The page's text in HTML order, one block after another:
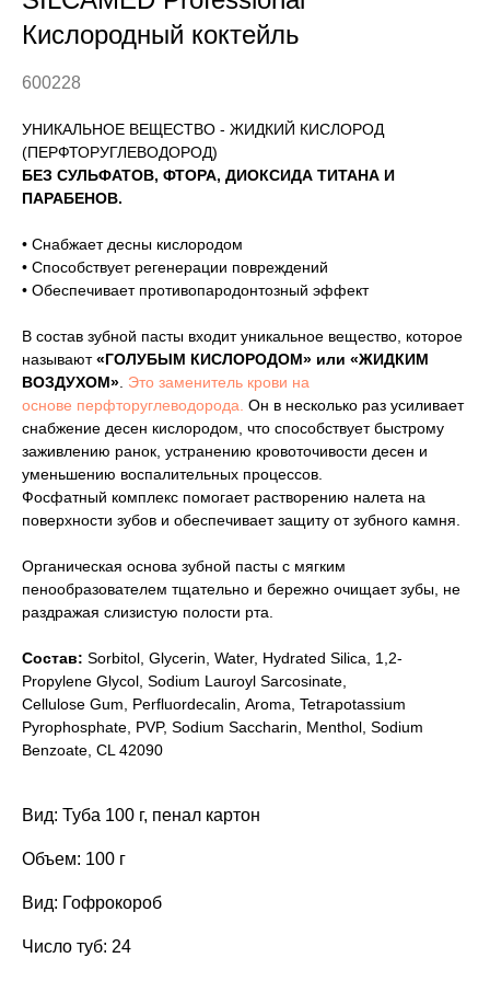
Кислородный коктейль
600228
УНИКАЛЬНОЕ ВЕЩЕСТВО - ЖИДКИЙ КИСЛОРОД
(ПЕРФТОРУГЛЕВОДОРОД)
БЕЗ СУЛЬФАТОВ, ФТОРА, ДИОКСИДА ТИТАНА И
ПАРАБЕНОВ.
• Снабжает десны кислородом
• Способствует регенерации повреждений
• Обеспечивает противопародонтозный эффект
В состав зубной пасты входит уникальное вещество, которое
называют«ГОЛУБЫМ КИСЛОРОДОМ» или «ЖИДКИМ
ВОЗДУХОМ» Это заменитель крови на
основе перфторуглеводорода. Он в несколько раз усиливает
снабжение десен кислородом, что способствует быстрому
заживлению ранок, устранению кровоточивости десен и
уменьшению воспалительных процессов.
Фосфатный комплекс помогает растворению налета на
поверхности зубов и обеспечивает защиту от зубного камня.
Органическая основа зубной пасты с мягким
пенообразователем тщательно и бережно очищает зубы, не
раздражая слизистую полости рта.
Состав: Sorbitol, Glycerin, Water, Hydrated Silica, 1,2-
Propylene Glycol, Sodium Lauroyl Sarcosinate,
Cellulose Gum, Perfluordecalin, Aroma, Tetrapotassium
Pyrophosphate, PVP, Sodium Saccharin, Menthol, Sodium
Benzoate, CL 42090
Вид: Туба 100 г, пенал картон
Объем: 100 г
Вид: Гофрокороб
Число туб: 24